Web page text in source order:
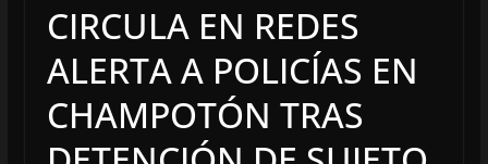
CIRCULA EN REDES
ALERTA A POLICÍAS EN
CHAMPOTÓN TRAS